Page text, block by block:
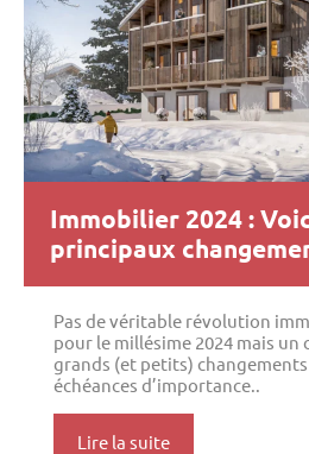
Immobilier 2024 :
principaux
Pas de véritable révolution
pour le millésime 2024 mais
grands (et petits)
échéances d’importance..
Lire la suite